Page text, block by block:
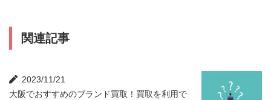
関連記事
2023/11/21
大阪でおすすめのブランド買取！買取を利用で